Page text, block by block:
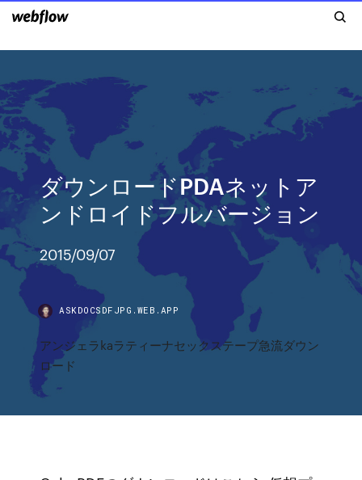
ダウンロードPDAネットア
ンドロイドフルバージョン
2015/09/07
ASKDOCSDFJPG.WEB.APP
アンジェラkaラティーナセックステープ急流ダウン
ロード